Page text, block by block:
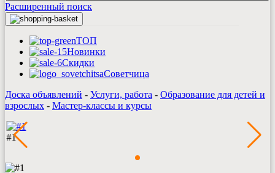
Расширенный поиск
ТОП
Новинки
Скидки
Советчица
Доска объявлений - Услуги, работа - Образование для детей и
взрослых - Мастер-классы и курсы
#1